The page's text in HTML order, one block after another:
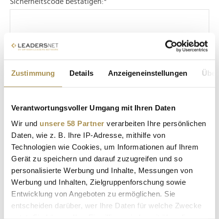
Zustimmung Details Anzeigeneinstellungen
Verantwortungsvoller Umgang mit Ihren Daten
Wir und unsere 58 Partner verarbeiten Ihre persönlichen
Daten, wie z. B. Ihre IP-Adresse, mithilfe von
Technologien wie Cookies, um Informationen auf Ihrem
Gerät zu speichern und darauf zuzugreifen und so
personalisierte Werbung und Inhalte, Messungen von
Werbung und Inhalten, Zielgruppenforschung sowie
Entwicklung von Angeboten zu ermöglichen. Sie
entscheiden darüber, wer Ihre Daten für welche Zwecke
LEADERSNET.TV
LAUTSCHALTEN